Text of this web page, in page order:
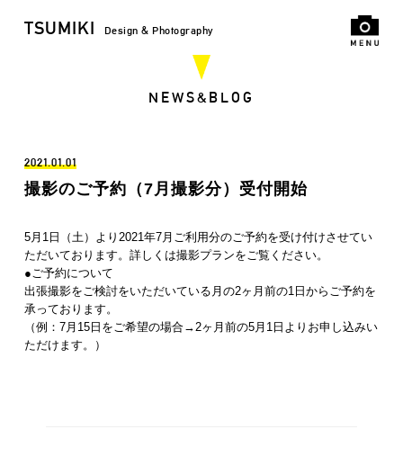
TSUMIKI Design & Photography
NEWS&BLOG
2021.01.01
撮影のご予約（7月撮影分）受付開始
5月1日（土）より2021年7月ご利用分のご予約を受け付けさせてい
ただいております。詳しくは撮影プランをご覧ください。
●ご予約について
出張撮影をご検討をいただいている月の2ヶ月前の1日からご予約を
承っております。
（例：7月15日をご希望の場合→2ヶ月前の5月1日よりお申し込みい
ただけます。）